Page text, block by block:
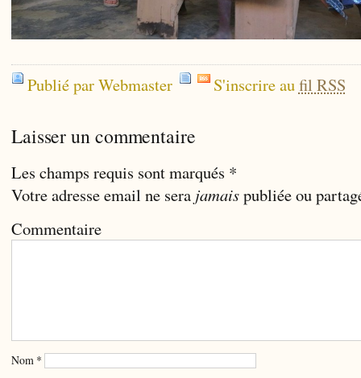
Publié par Webmaster S'inscrire aufil RSS
Laisser un commentaire
Les champs requis sont marqués *
Votre adresse email ne sera jamaispubliée ou
Commentaire
Nom *